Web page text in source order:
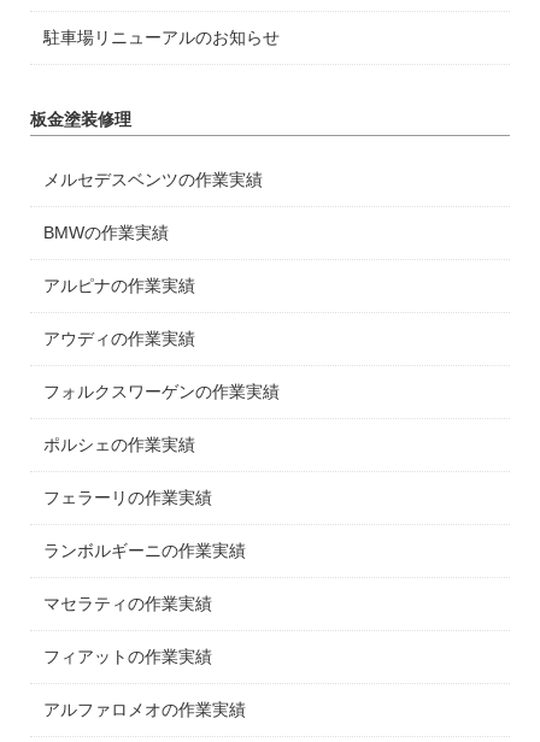
駐車場リニューアルのお知らせ
板金塗装修理
メルセデスベンツの作業実績
BMWの作業実績
アルピナの作業実績
アウディの作業実績
フォルクスワーゲンの作業実績
ポルシェの作業実績
フェラーリの作業実績
ランボルギーニの作業実績
マセラティの作業実績
フィアットの作業実績
アルファロメオの作業実績